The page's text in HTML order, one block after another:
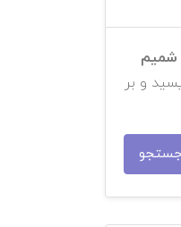
شمیم
و بر